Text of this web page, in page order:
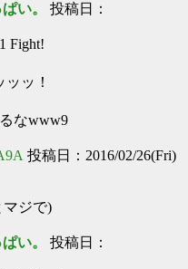
い。 投稿日：
Fight!
ッ！
なwww9
投稿日：2016/02/26(Fri)
マジで)
い。 投稿日：